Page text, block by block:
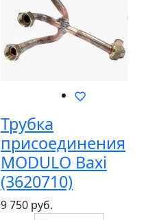
Трубка
присоединения
MODULO Baxi
(3620710)
9 750 руб.